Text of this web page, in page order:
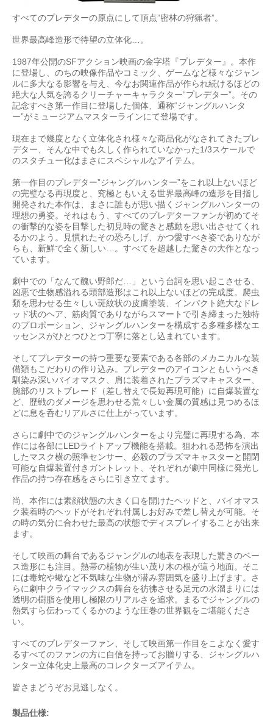
すべてのプレデターの原点にして頂点”密林の狩猟者”。
世界最高峰造形で待望の立体化…。
1987年公開のSFアクション映画の金字塔『プレデター』。本作
に登場し、のちの映像作品やコミック、ゲームなど様々なジャン
ルに多大なる影響を与え、今なお関連作品が作られ続けるほどの
絶大な人気を誇るクリーチャーキャラクター“プレデター”。その
記念すべき第一作目に登場した個体、通称“ジャングルハンタ
ー”がミュージアムマスターラインにて登場です。
現在まで幾度となく立体化され様々な商品化がなされてきたプレ
デター、そんな中でも久しく作られていなかった1/3スケールで
のスタチュー化はまさにスペシャルなアイテム。
第一作目のプレデター”ジャングルハンター”をこれ以上ないほど
の完璧なる再現度と、究極ともいえる世界最高峰の造形を目指し
開発された本作は、まさに誰もが思い描くジャングルハンターの
理想の勇姿。それはもう、すべてのプレデターファンが初めてそ
の衝撃的な姿を目撃した初見時の驚きと感動を思い出させてくれ
るかのよう。見慣れたその恐ろしげ、かつ愛すべき姿でありなが
らも、新鮮で全く新しい…。すべてを超越した驚きの大作となっ
ています。
劇中での「なんて醜い野郎だ…」という台詞を思い起こさせる、
凶悪で生物感溢れる頭部造形はこれ以上ないほどの完成度。爬虫
類を思わせる生々しい斑紋状の皮膚塗装、インパクト絶大なドレ
ッド状のヘア、筋肉質でありながらスマートで引き締まった独特
のプロポーション、ジャングルハンターを構成する多種多様なエ
ッセンスがひとつひとつ丁寧に落とし込まれています。
そしてプレデターの持つ重要な要素である各部のメカニカルな装
備類もこだわりの作り込み。プレデターのアイコンともいうべき
馴染み深いバイオマスク、肩に装着されたプラズマキャスター、
腕部のリストブレード（差し替えで長短再現可能）に自爆装置な
ど、歴戦のダメージを思わせる荒々しい金属の質感は見つめるほ
どに息を呑むリアルさに仕上がっています。
さらに劇中でのジャングルハンターをより完璧に再現する為、本
作には各部にLEDライトアップ機能を搭載。狙われる恐怖を演出
したマスク横の照準センサー、必殺のプラズマキャスターと開閉
可能な自爆装置付きガントレット、それぞれが劇中同様に発光し
作品の持つ存在感をさらに引き立てます。
尚、本作には素顔状態の大きく口を開けたヘッドと、バイオマス
ク装着時のヘッドがそれぞれ付属しお好みで差し替えが可能。そ
の時の気分に合わせた最高の状態でディスプレイすることが出来
ます。
そして映画の舞台であるジャングルの地表を表現した驚きのベー
ス造形にも注目。熱帯の植物が生い茂り木の根が這う地面。そこ
には毒蛇や蠍など不気味な生物が潜み雰囲気を盛り上げます。さ
らに劇中クライマックスの舞台を彷彿させる足元の水溜まりには
透明の樹脂を使用し極限のリアルさを追求。まるでジャングルの
熱気すら伝わってくるかのような圧巻の世界観をご堪能くださ
い。
すべてのプレデターファン、そして映画第一作目をこよなく愛す
るすべてのファンの方に自信を持ってお贈りする、ジャングルハ
ンター立体化史上最高のコレクターズアイテム。
皆さまどうぞお見逃しなく。
製品仕様: